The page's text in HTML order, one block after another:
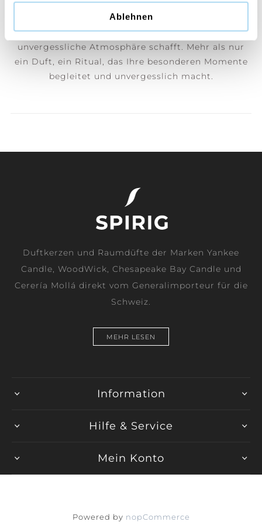
Ablehnen
einzigartiges Erlebnis. Mit einem Baumwolldocht
und hochwertigem Sojawachs verströmt jede Kerze
einen bezaubernden Duft, der eine warme und
unvergessliche Atmosphäre schafft. Mehr als nur
ein Duft, ein Ritual, das Ihre besonderen Momente
begleitet und unvergesslich macht.
Duftkerzen und Raumdüfte der Marken Yankee
Candle, WoodWick, Chesapeake Bay Candle und
Cerería Mollá direkt vom Generalimporteur für die
Schweiz.
MEHR LESEN
Information
Hilfe & Service
Mein Konto
Powered by nopCommerce